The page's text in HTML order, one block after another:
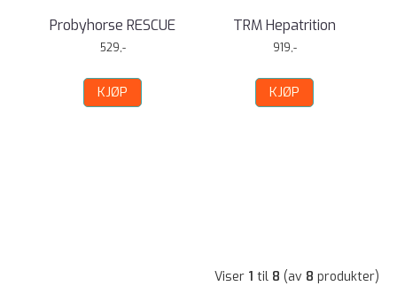
Probyhorse RESCUE
529,-
KJØP
TRM Hepatrition
919,-
KJØP
Viser 1 til 8 (av 8 produkter)